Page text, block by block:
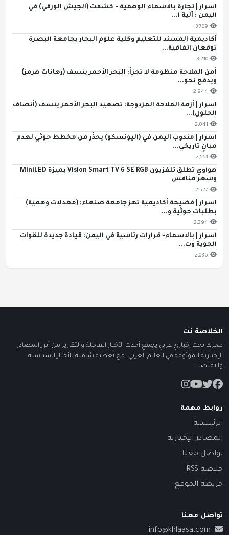
اسرار | تجارة بالأسماء الوهمية - كشفت (الجيش الورقي) في
اليمن : آلية ا...
3,709
أكاديمية المسند للتعليم وكلية علوم البحار بجامعة البصرة
توقعان اتفاقية...
3,210
أمن الملاحة منظومة لا تجزأ: البحر الأحمر ينسف (رهانات هرمز)
ويدفع نحو...
2,944
اسرار | أزمة الملاحة المزدوجة: تصعيد البحر الأحمر ينسف (أنصاف
الحلول)...
2,841
اسرار | مندوب اليمن في (اليونسكو) يحذّر من مخطط حوثي لهدم
مبانٍ تاريخي...
2,551
هواوي تطلق تلفزيون Vision Smart TV 6 SE RGB بميزة MiniLED
وسعر منافس
2,527
اسرار | فضيحة أكاديمية تهز جامعة صنعاء: (معدلات وهمية)
بطلبات حوثية و...
2,294
اسرار | بالاسماء- قرارات رئاسية في اليمن: قيادة جديدة للقوات
الجوية وت...
2,036
الخلاصة نت
محرك بحث إخباري عربي يجمع أحدث الأخبار العاجلة والتقارير من أبرز المصادر
الإخبارية الموثوقة في العالم العربي، مع تغطية شاملة للأخبار السياسية
والاقتصا...
روابط مهمة
الرئيسية
المصادر الإخبارية
تواصل معنا
خلاصة RSS
خريطة الموقع
تواصل معنا
info@khlaasa.com